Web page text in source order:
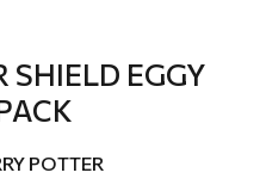
SHIELD EGGY
POTTER